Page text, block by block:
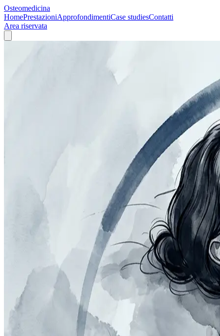
Osteomedicina
HomePrestazioniApprofondimentiCase studiesContatti
Area riservata